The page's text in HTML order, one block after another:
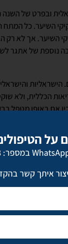
ובפרט של השנה
השיער. כל
השיער. אך לא רק
נוספת של אתגר
הישראליות
הכללית, ולא
אם באופן מטפל
בנשירת
יש עוד
עליהם ביום
בקו האש
עוד אין
ובעיקר בקרב
על
איתך קשר